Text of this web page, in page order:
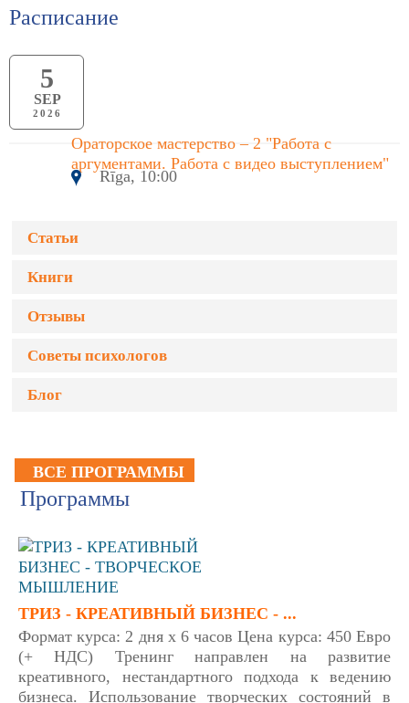
Расписание
5
SEP
2026
Ораторское мастерство – 2 "Работа с
аргументами. Работа с видео выступлением"
Rīga, 10:00
Статьи
Книги
Отзывы
Советы психологов
Блог
ВСЕ ПРОГРАММЫ
Программы
ТРИЗ - КРЕАТИВНЫЙ БИЗНЕС - ...
Формат курса: 2 дня х 6 часов Цена курса: 450 Евро
(+ НДС) Тренинг направлен на развитие
креативного, нестандартного подхода к ведению
бизнеса. Использование творческих состояний в